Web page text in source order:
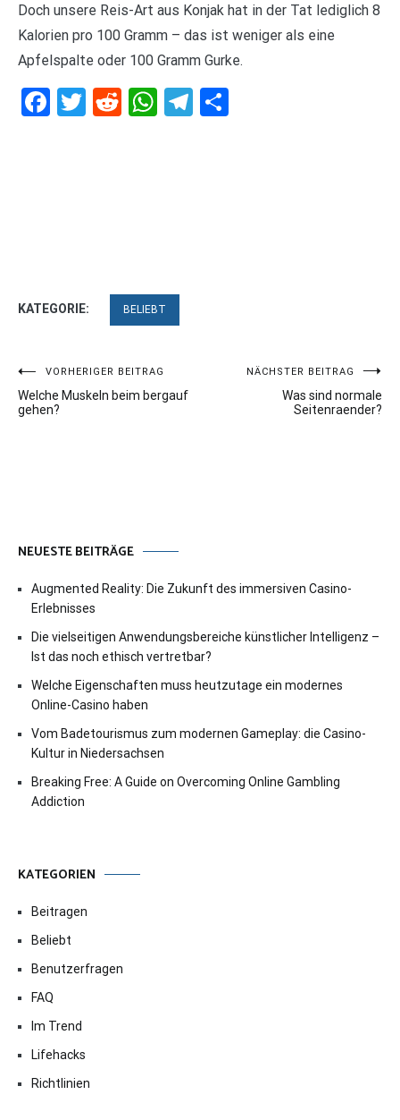
Doch unsere Reis-Art aus Konjak hat in der Tat lediglich 8
Kalorien pro 100 Gramm – das ist weniger als eine
Apfelspalte oder 100 Gramm Gurke.
Facebook
Twitter
RedditWhatsApp
Telegram
KATEGORIE: BELIEBT
Beitragsnavigation
VORHERIGER BEITRAG
Welche Muskeln beim bergauf
gehen?
NÄCHSTER BEITRAG
Was sind normale
Seitenraender?
NEUESTE BEITRÄGE
Augmented Reality: Die Zukunft des immersiven Casino-
Erlebnisses
Die vielseitigen Anwendungsbereiche künstlicher Intelligenz –
Ist das noch ethisch vertretbar?
Welche Eigenschaften muss heutzutage ein modernes
Online-Casino haben
Vom Badetourismus zum modernen Gameplay: die Casino-
Kultur in Niedersachsen
Breaking Free: A Guide on Overcoming Online Gambling
Addiction
KATEGORIEN
Beitragen
Beliebt
Benutzerfragen
FAQ
Im Trend
Lifehacks
Richtlinien